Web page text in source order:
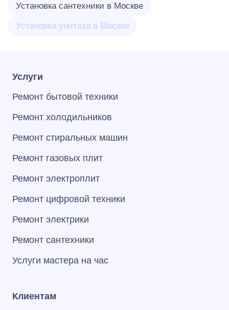
Установка сантехники в Москве
Установка унитаза в Москве
Услуги
Ремонт бытовой техники
Ремонт холодильников
Ремонт стиральных машин
Ремонт газовых плит
Ремонт электроплит
Ремонт цифровой техники
Ремонт электрики
Ремонт сантехники
Услуги мастера на час
Клиентам